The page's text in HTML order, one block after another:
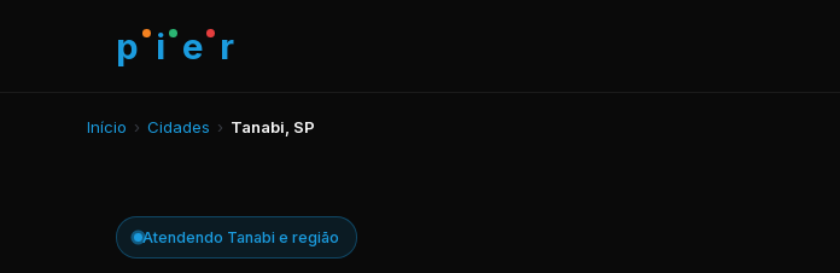
p i e r
Início › Cidades › Tanabi, SP
Atendendo Tanabi e região